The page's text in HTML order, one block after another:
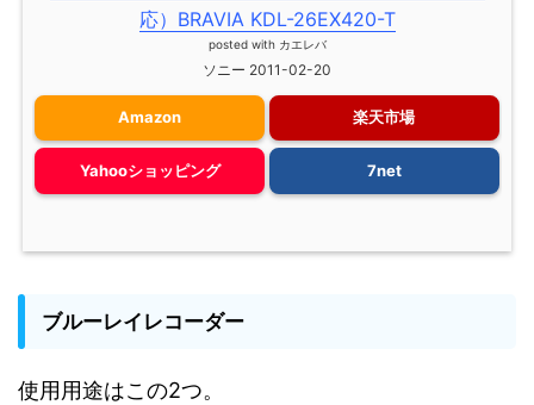
応）BRAVIA KDL-26EX420-T
posted with カエレバ
ソニー 2011-02-20
Amazon 楽天市場
Yahooショッピング 7net
ブルーレイレコーダー
使用用途はこの2つ。